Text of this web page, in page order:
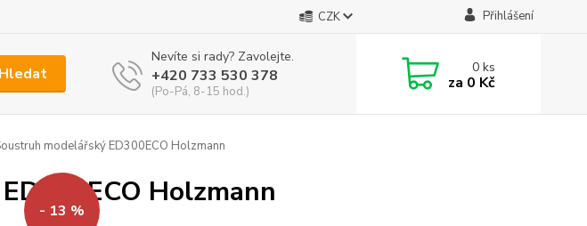
CZK Přihlášení
Hledat
Nevíte si rady? Zavolejte.
+420 733 530 378
(Po-Pá, 8-15 hod.)
0ks
za 0 Kč
modelářský ED300ECO Holzmann
Holzmann
- 13 %